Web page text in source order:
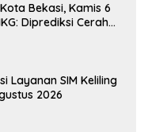
Bekasi, Kamis 6
Diprediksi Cerah
Layanan SIM Keliling
2026